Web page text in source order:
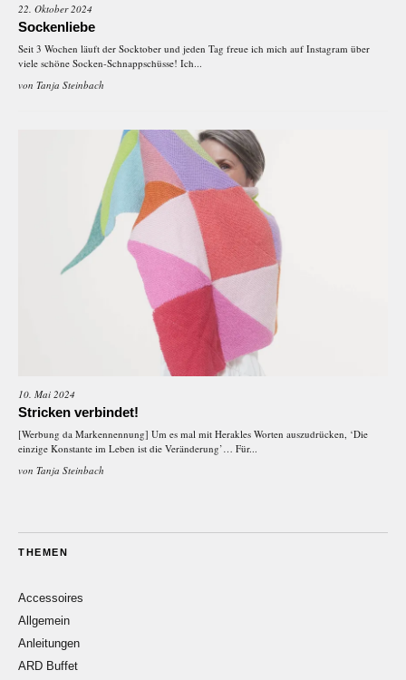
22. Oktober 2024
Sockenliebe
Seit 3 Wochen läuft der Socktober und jeden Tag freue ich mich auf Instagram über
viele schöne Socken-Schnappschüsse! Ich...
von Tanja Steinbach
10. Mai 2024
Stricken verbindet!
[Werbung da Markennennung] Um es mal mit Herakles Worten auszudrücken, ‘Die
einzige Konstante im Leben ist die Veränderung’… Für...
von Tanja Steinbach
THEMEN
Accessoires
Allgemein
Anleitungen
ARD Buffet